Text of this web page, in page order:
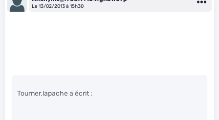
Le 13/02/2013 à 15h30
Tourner.lapache a écrit :